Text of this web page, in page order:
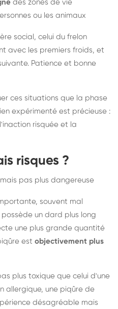
des zones de vie
ou les animaux
social, celui du frelon
avec les premiers froids, et
Patience et bonne
ces situations que la phase
expérimenté est précieuse :
risquée et la
risques ?
pas plus dangereuse
souvent mal
un dard plus long
une plus grande quantité
est objectivement plus
plus toxique que celui d'une
allergique, une piqûre de
désagréable mais